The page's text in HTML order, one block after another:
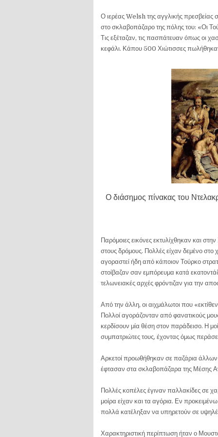
Ο ιερέας Welsh της αγγλικής πρεσβείας
στο σκλαβοπάζαρο της πόλης του: «Οι
Τις εξέταζαν, τις πασπάτευαν όπως οι
κεφάλι. Κάπου 500 Χιώτισσες
Ο διάσημος πίνακας του
Παρόμοιες εικόνες εκτυλίχθηκαν και
στους δρόμους. Πολλές είχαν δεμένο στο
αγοραστεί ήδη από κάποιον Τούρκο
στοίβαζαν σαν εμπόρευμα κατά
τελωνειακές αρχές φρόντιζαν για την
Από την άλλη, οι αιχμάλωτοι που
Πολλοί αγοράζονταν από φανατικούς
κερδίσουν μία θέση στον παράδεισο. Η
συμπατριώτες τους, έχοντας όμως
Αρκετοί προωθήθηκαν σε παζάρια
έφτασαν στα σκλαβοπάζαρα της Μέσης
Πολλές κοπέλες έγιναν παλλακίδες σε
μοίρα είχαν και τα αγόρια. Εν
πολλά κατέληξαν να υπηρετούν σε
Χαρακτηριστική περίπτωση ήταν ο